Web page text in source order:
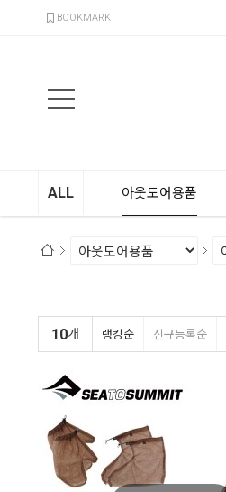
BOOKMARK
ALL 아웃도어용품
10개 랭킹순 신규등록순